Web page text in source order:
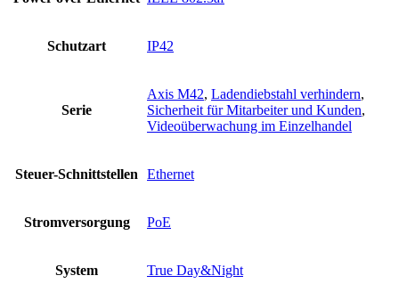
Schutzart IP42
Serie
Axis M42, Ladendiebstahl verhindern,
Sicherheit für Mitarbeiter und Kunden,
Videoüberwachung im Einzelhandel
Steuer-Schnittstellen Ethernet
Stromversorgung PoE
System True Day&Night